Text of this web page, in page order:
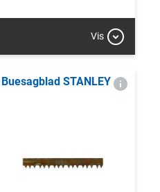
Vis
Buesagblad STANLEY